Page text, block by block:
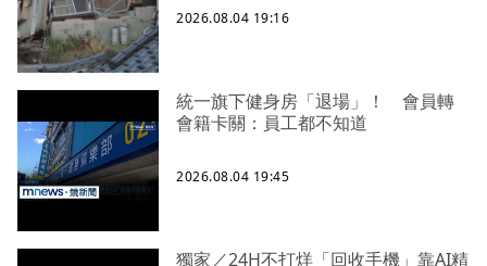
2026.08.04 19:16
統一旗下健身房「退場」！ 會員轉
會籍卡關：員工都不知道
2026.08.04 19:45
獨家／24H不打烊「回收手機」靠AI精